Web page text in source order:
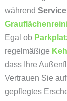
während
Egal ob
regelmäßige
dass Ihre
Vertrauen Sie
gepflegtes